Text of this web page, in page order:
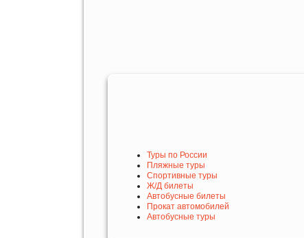
Туры по России
Пляжные туры
Спортивные туры
Ж/Д билеты
Автобусные билеты
Прокат автомобилей
Автобусные туры